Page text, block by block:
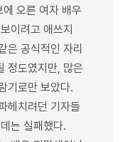
오른 여자 배우
이려고 애쓰지
은 공식적인 자리
정도였지만, 많은
기로만 보았다.
헤치려던 기자들
는 실패했다.